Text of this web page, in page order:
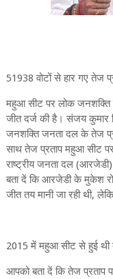
51938 वोटों से हार गए तेज
महुआ सीट पर लोक जनशक्ति
जीत दर्ज की है। संजय कुमार
जनशक्ति जनता दल के तेज
साथ तेज प्रताप महुआ सीट
राष्ट्रीय जनता दल
बता दें कि आरजेडी के मुकेश
जीत तय मानी जा रही थी,
2015 में महुआ सीट से हुई थी
आपको बता दें कि तेज प्रताप